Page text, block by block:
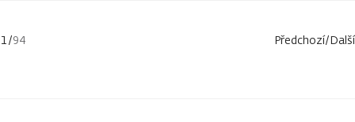
1/94 Předchozí/Další